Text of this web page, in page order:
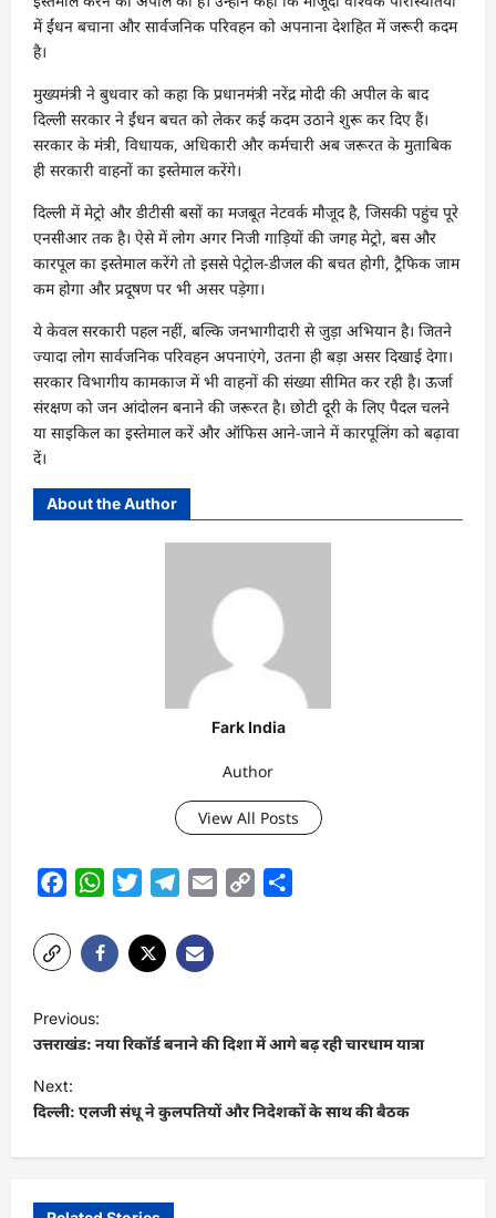
में ईंधन बचाना और सार्वजनिक परिवहन को अपनाना देशहित में जरूरी कदम
है।
मुख्यमंत्री ने बुधवार को कहा कि प्रधानमंत्री नरेंद्र मोदी की अपील के बाद
दिल्ली सरकार ने ईंधन बचत को लेकर कई कदम उठाने शुरू कर दिए हैं।
सरकार के मंत्री, विधायक, अधिकारी और कर्मचारी अब जरूरत के मुताबिक
ही सरकारी वाहनों का इस्तेमाल करेंगे।
दिल्ली में मेट्रो और डीटीसी बसों का मजबूत नेटवर्क मौजूद है, जिसकी पहुंच पूरे
एनसीआर तक है। ऐसे में लोग अगर निजी गाड़ियों की जगह मेट्रो, बस और
कारपूल का इस्तेमाल करेंगे तो इससे पेट्रोल-डीजल की बचत होगी, ट्रैफिक जाम
कम होगा और प्रदूषण पर भी असर पड़ेगा।
ये केवल सरकारी पहल नहीं, बल्कि जनभागीदारी से जुड़ा अभियान है। जितने
ज्यादा लोग सार्वजनिक परिवहन अपनाएंगे, उतना ही बड़ा असर दिखाई देगा।
सरकार विभागीय कामकाज में भी वाहनों की संख्या सीमित कर रही है। ऊर्जा
संरक्षण को जन आंदोलन बनाने की जरूरत है। छोटी दूरी के लिए पैदल चलने
या साइकिल का इस्तेमाल करें और ऑफिस आने-जाने में कारपूलिंग को बढ़ावा
दें।
About the Author
Fark India
Author
View All Posts
FacebookWhatsAppTwitterTelegram
Email
Copy
P
o
s
t
v
Previous:
उत्तराखंड: नया रिकॉर्ड बनाने की दिशा में आगे बढ़ रही चारधाम यात्रा
Next:
दिल्ली: एलजी संधू ने कुलपतियों और निदेशकों के साथ की बैठक